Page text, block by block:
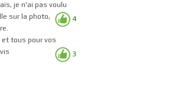
4
je n'ai pas voulu
sur la photo,
3
tous pour vos